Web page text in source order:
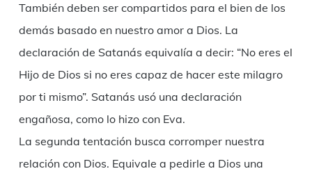
También deben ser compartidos para el bien de los
demás basado en nuestro amor a Dios. La
declaración de Satanás equivalía a decir: “No eres el
Hijo de Dios si no eres capaz de hacer este milagro
por ti mismo”. Satanás usó una declaración
engañosa, como lo hizo con Eva.
La segunda tentación busca corromper nuestra
relación con Dios. Equivale a pedirle a Dios una